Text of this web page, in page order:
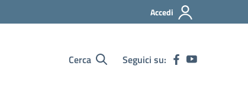
Accedi
Cerca Seguici su: